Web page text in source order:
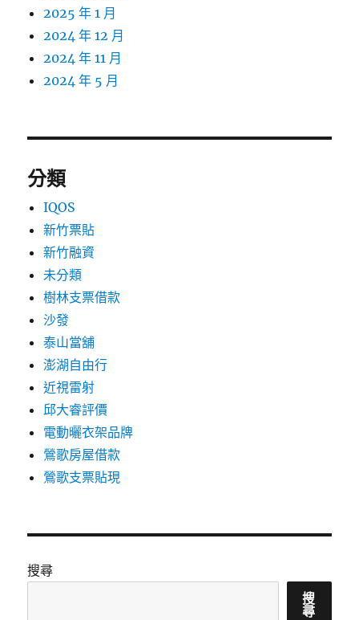
2025 年 1 月
2024 年 12 月
2024 年 11 月
2024 年 5 月
分類
IQOS
新竹票貼
新竹融資
未分類
樹林支票借款
沙發
泰山當舖
澎湖自由行
近視雷射
邱大睿評價
電動曬衣架品牌
鶯歌房屋借款
鶯歌支票貼現
搜尋
搜
尋